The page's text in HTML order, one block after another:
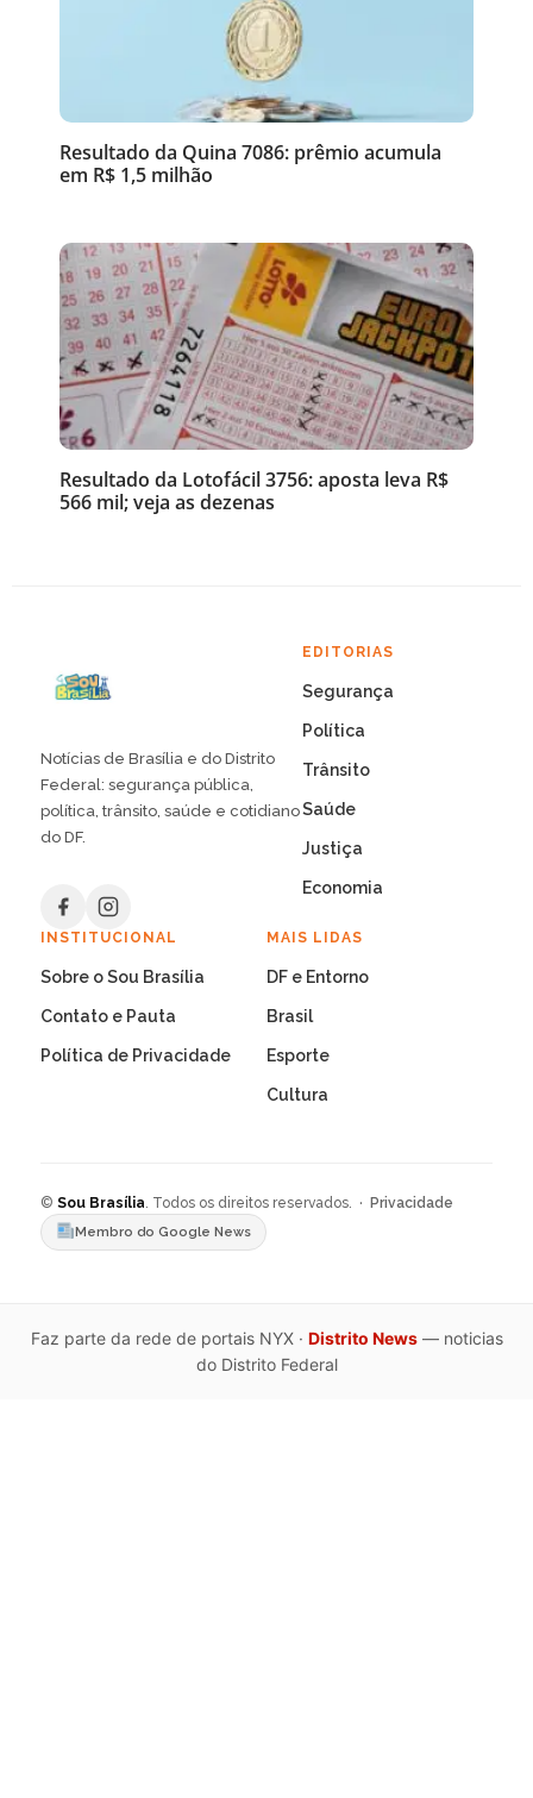
Resultado da Quina 7086: prêmio acumula
em R$ 1,5 milhão
Resultado da Lotofácil 3756: aposta leva R$
566 mil; veja as dezenas
Notícias de Brasília e do Distrito
Federal: segurança pública,
política, trânsito, saúde e cotidiano
do DF.
EDITORIAS
Segurança
Política
Trânsito
Saúde
Justiça
Economia
INSTITUCIONAL
Sobre o Sou Brasília
Contato e Pauta
Política de Privacidade
MAIS LIDAS
DF e Entorno
Brasil
Esporte
Cultura
© Sou Brasília. Todos os direitos reservados. · Privacidade
Membro do Google News
Faz parte da rede de portais NYX · Distrito News— noticias
do Distrito Federal